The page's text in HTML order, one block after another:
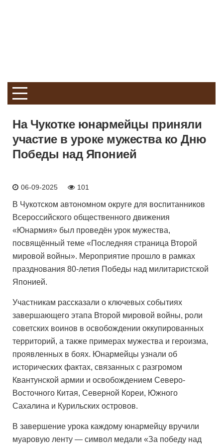
На Чукотке юнармейцы приняли
участие в уроке мужества ко Дню
Победы над Японией
06-09-2025 101
В Чукотском автономном округе для воспитанников
Всероссийского общественного движения
«Юнармия» был проведён урок мужества,
посвящённый теме «Последняя страница Второй
мировой войны». Мероприятие прошло в рамках
празднования 80-летия Победы над милитаристской
Японией.
Участникам рассказали о ключевых событиях
завершающего этапа Второй мировой войны, роли
советских воинов в освобождении оккупированных
территорий, а также примерах мужества и героизма,
проявленных в боях. Юнармейцы узнали об
исторических фактах, связанных с разгромом
Квантунской армии и освобождением Северо-
Восточного Китая, Северной Кореи, Южного
Сахалина и Курильских островов.
В завершение урока каждому юнармейцу вручили
муаровую ленту — символ медали «За победу над